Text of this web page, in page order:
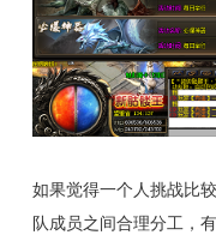
如果觉得一个人挑战比
队成员之间合理分工，